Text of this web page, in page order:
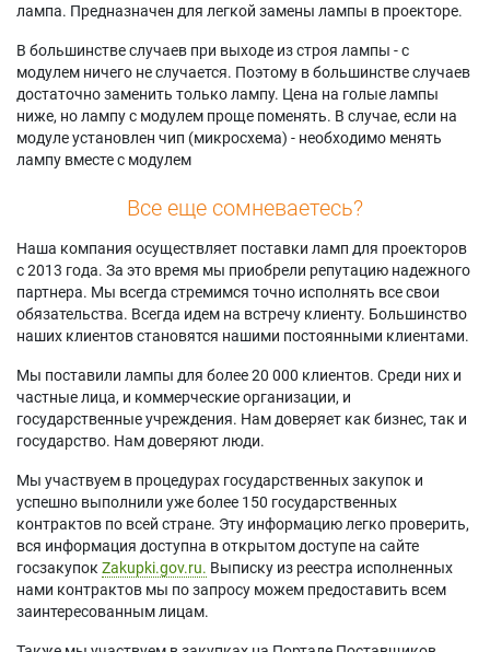
лампа. Предназначен для легкой замены лампы в проекторе.
В большинстве случаев при выходе из строя лампы - с
модулем ничего не случается. Поэтому в большинстве случаев
достаточно заменить только лампу. Цена на голые лампы
ниже, но лампу с модулем проще поменять. В случае, если на
модуле установлен чип (микросхема) - необходимо менять
лампу вместе с модулем
Все еще сомневаетесь?
Наша компания осуществляет поставки ламп для проекторов
с 2013 года. За это время мы приобрели репутацию надежного
партнера. Мы всегда стремимся точно исполнять все свои
обязательства. Всегда идем на встречу клиенту. Большинство
наших клиентов становятся нашими постоянными клиентами.
Мы поставили лампы для более 20 000 клиентов. Среди них и
частные лица, и коммерческие организации, и
государственные учреждения. Нам доверяет как бизнес, так и
государство. Нам доверяют люди.
Мы участвуем в процедурах государственных закупок и
успешно выполнили уже более 150 государственных
контрактов по всей стране. Эту информацию легко проверить,
вся информация доступна в открытом доступе на сайте
госзакупок Zakupki.gov.ru. Выписку из реестра исполненных
нами контрактов мы по запросу можем предоставить всем
заинтересованным лицам.